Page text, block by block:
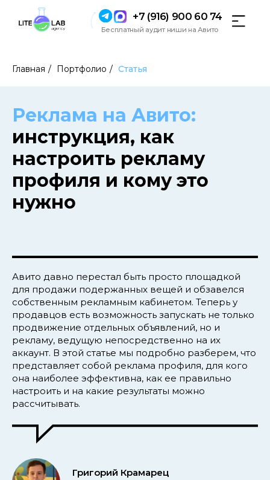
+7 (916) 900 60 74
Бесплатный аудит ниши на Авито
Главная / Портфолио / Статья
Реклама на Авито:
инструкция, как
настроить рекламу
профиля и кому это
нужно
Авито давно перестал быть просто площадкой
для продажи подержанных вещей и обзавелся
собственным рекламным кабинетом. Теперь у
продавцов есть возможность запускать не только
продвижение отдельных объявлений, но и
рекламу, ведущую непосредственно на их
аккаунт. В этой статье мы подробно разберем, что
представляет собой реклама профиля, для кого
она наиболее эффективна, как ее правильно
настроить и на какие результаты можно
рассчитывать.
Григорий Крамарец